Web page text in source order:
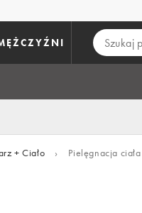
+ Ciało › Pielęgnacja ciała